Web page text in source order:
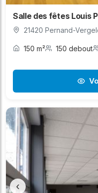
Salle des fêtes Louis
21420 Pernand-
150 m² 150 debout
‹